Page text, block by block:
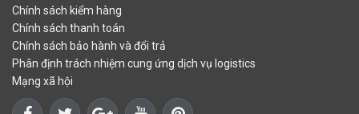
Chính sách kiểm hàng
Chính sách thanh toán
Chính sách bảo hành và đổi trả
Phân định trách nhiệm cung ứng dịch vụ logistics
Mạng xã hội